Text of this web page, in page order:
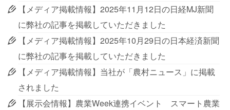
【メディア掲載情報】2025年11月12日の日経MJ新聞
に弊社の記事を掲載していただきました
【メディア掲載情報】2025年10月29日の日本経済新聞
に弊社の記事を掲載していただきました
【メディア掲載情報】当社が「農村ニュース」に掲載
されました
【展示会情報】農業Week連携イベント スマート農業